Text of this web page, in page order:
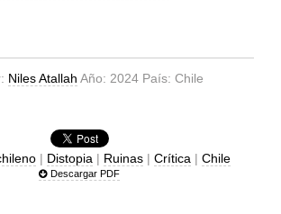
Niles Atallah Año: 2024 País: Chile
| Distopia | Ruinas | Crítica | Chile
Descargar PDF